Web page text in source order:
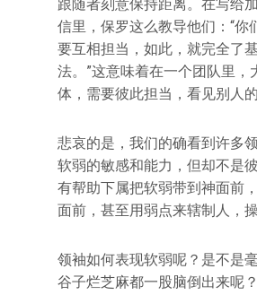
跟随者刻意保持距离。在写给
信里，保罗这么教导他们：“你
要互相担当，如此，就完全了
法。”这意味着在一个团队里，
体，需要彼此担当，看见别人
悲哀的是，我们的确看到许多
软弱的敏感和能力，但却不是
有帮助下属把软弱带到神面前
面前，甚至用弱点来辖制人，操
领袖如何表现软弱呢？是不是
谷子烂芝麻都一股脑倒出来呢